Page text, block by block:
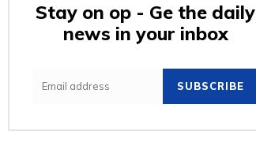
Stay on op - Ge the daily
news in your inbox
SUBSCRIBE